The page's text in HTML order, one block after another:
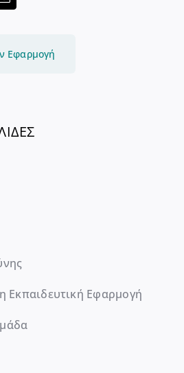
Εφαρμογή
Εκπαιδευτική Εφαρμογή